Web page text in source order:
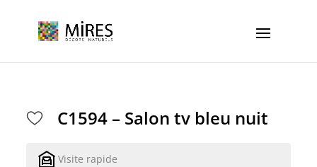
C1594 – Salon tv bleu nuit
Visite rapide